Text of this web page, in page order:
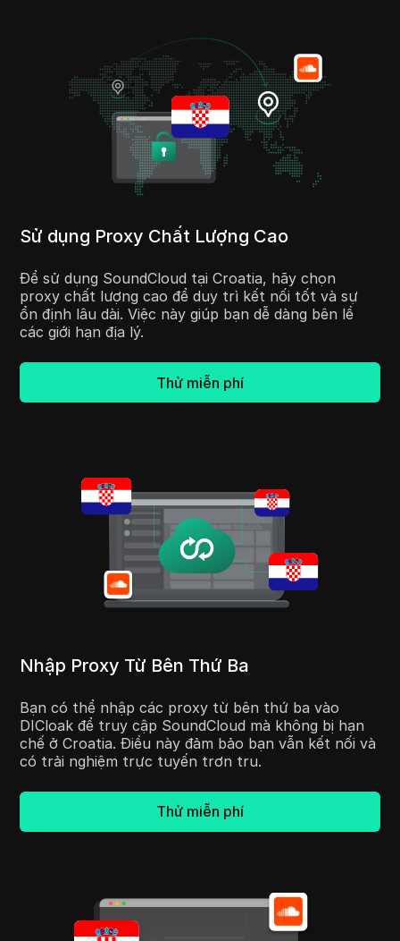
Sử dụng Proxy Chất Lượng Cao
Để sử dụng SoundCloud tại Croatia, hãy chọn
proxy chất lượng cao để duy trì kết nối tốt và sự
ổn định lâu dài. Việc này giúp bạn dễ dàng bên lề
các giới hạn địa lý.
Thử miễn phí
Nhập Proxy Từ Bên Thứ Ba
Bạn có thể nhập các proxy từ bên thứ ba vào
DICloak để truy cập SoundCloud mà không bị hạn
chế ở Croatia. Điều này đảm bảo bạn vẫn kết nối và
có trải nghiệm trực tuyến trơn tru.
Thử miễn phí